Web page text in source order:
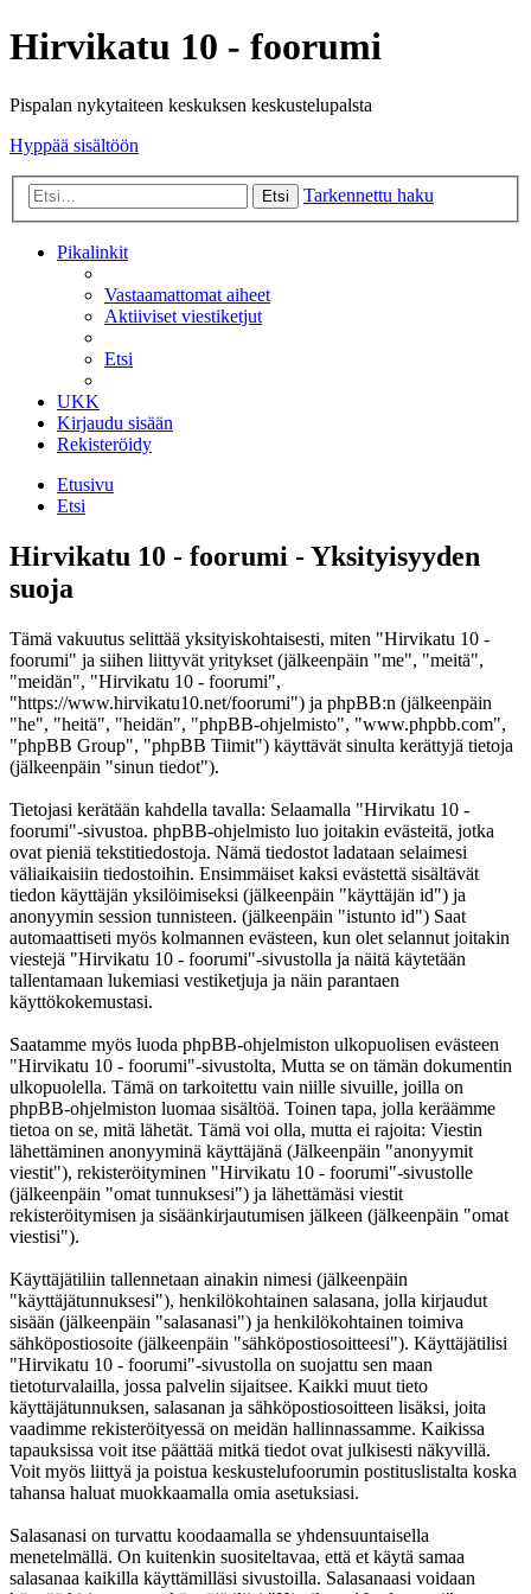
Hirvikatu 10 - foorumi
Pispalan nykytaiteen keskuksen keskustelupalsta
Hyppää sisältöön
Etsi Tarkennettu haku
Pikalinkit
Vastaamattomat aiheet
Aktiiviset viestiketjut
Etsi
UKK
Kirjaudu sisään
Rekisteröidy
Etusivu
Etsi
Hirvikatu 10 - foorumi - Yksityisyyden
suoja
Tämä vakuutus selittää yksityiskohtaisesti, miten "Hirvikatu 10 -
foorumi" ja siihen liittyvät yritykset (jälkeenpäin "me", "meitä",
"meidän", "Hirvikatu 10 - foorumi",
"https://www.hirvikatu10.net/foorumi") ja phpBB:n (jälkeenpäin
"he", "heitä", "heidän", "phpBB-ohjelmisto", "www.phpbb.com",
"phpBB Group", "phpBB Tiimit") käyttävät sinulta kerättyjä tietoja
(jälkeenpäin "sinun tiedot").
Tietojasi kerätään kahdella tavalla: Selaamalla "Hirvikatu 10 -
foorumi"-sivustoa. phpBB-ohjelmisto luo joitakin evästeitä, jotka
ovat pieniä tekstitiedostoja. Nämä tiedostot ladataan selaimesi
väliaikaisiin tiedostoihin. Ensimmäiset kaksi evästettä sisältävät
tiedon käyttäjän yksilöimiseksi (jälkeenpäin "käyttäjän id") ja
anonyymin session tunnisteen. (jälkeenpäin "istunto id") Saat
automaattiseti myös kolmannen evästeen, kun olet selannut joitakin
viestejä "Hirvikatu 10 - foorumi"-sivustolla ja näitä käytetään
tallentamaan lukemiasi vestiketjuja ja näin parantaen
käyttökokemustasi.
Saatamme myös luoda phpBB-ohjelmiston ulkopuolisen evästeen
"Hirvikatu 10 - foorumi"-sivustolta, Mutta se on tämän dokumentin
ulkopuolella. Tämä on tarkoitettu vain niille sivuille, joilla on
phpBB-ohjelmiston luomaa sisältöä. Toinen tapa, jolla keräämme
tietoa on se, mitä lähetät. Tämä voi olla, mutta ei rajoita: Viestin
lähettäminen anonyyminä käyttäjänä (Jälkeenpäin "anonyymit
viestit"), rekisteröityminen "Hirvikatu 10 - foorumi"-sivustolle
(jälkeenpäin "omat tunnuksesi") ja lähettämäsi viestit
rekisteröitymisen ja sisäänkirjautumisen jälkeen (jälkeenpäin "omat
viestisi").
Käyttäjätiliin tallennetaan ainakin nimesi (jälkeenpäin
"käyttäjätunnuksesi"), henkilökohtainen salasana, jolla kirjaudut
sisään (jälkeenpäin "salasanasi") ja henkilökohtainen toimiva
sähköpostiosoite (jälkeenpäin "sähköpostiosoitteesi"). Käyttäjätilisi
"Hirvikatu 10 - foorumi"-sivustolla on suojattu sen maan
tietoturvalailla, jossa palvelin sijaitsee. Kaikki muut tieto
käyttäjätunnuksen, salasanan ja sähköpostiosoitteen lisäksi, joita
vaadimme rekisteröityessä on meidän hallinnassamme. Kaikissa
tapauksissa voit itse päättää mitkä tiedot ovat julkisesti näkyvillä.
Voit myös liittyä ja poistua keskustelufoorumin postituslistalta koska
tahansa haluat muokkaamalla omia asetuksiasi.
Salasanasi on turvattu koodaamalla se yhdensuuntaisella
menetelmällä. On kuitenkin suositeltavaa, että et käytä samaa
salasanaa kaikilla käyttämilläsi sivustoilla. Salasanaasi voidaan